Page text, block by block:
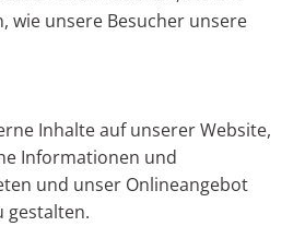
wie unsere Besucher unsere
Inhalte auf unserer Website,
Informationen und
und unser Onlineangebot
gestalten.